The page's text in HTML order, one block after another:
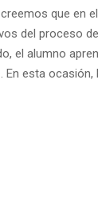
que en
del proceso
el alumno
En esta